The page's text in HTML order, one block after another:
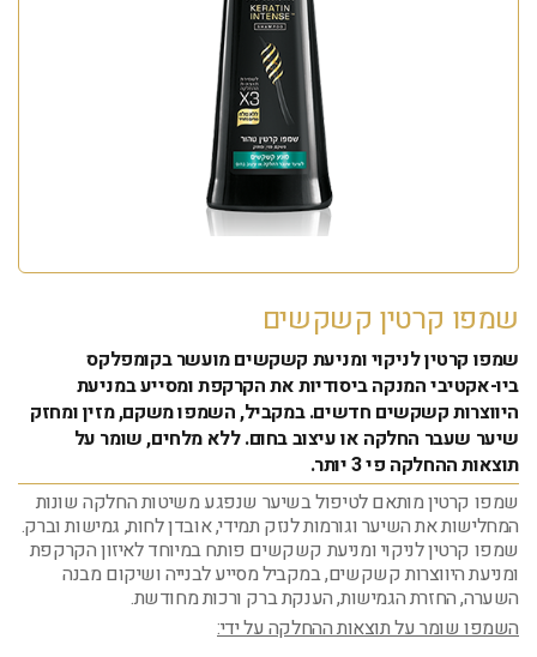
שמפו קרטין קשקשים
שמפו קרטין לניקוי ומניעת קשקשים מועשר בקומפלקס
ביו-אקטיבי המנקה ביסודיות את הקרקפת ומסייע במניעת
היווצרות קשקשים חדשים. במקביל, השמפו משקם, מזין ומחזק
שיער שעבר החלקה או עיצוב בחום. ללא מלחים, שומר על
תוצאות ההחלקה פי 3 יותר.
שמפו קרטין מותאם לטיפול בשיער שנפגע משיטות החלקה שונות
המחלישות את השיער וגורמות לנזק תמידי, אובדן לחות, גמישות וברק.
שמפו קרטין לניקוי ומניעת קשקשים פותח במיוחד לאיזון הקרקפת
ומניעת היווצרות קשקשים, במקביל מסייע לבנייה ושיקום מבנה
השערה, החזרת הגמישות, הענקת ברק ורכות מחודשת.
השמפו שומר על תוצאות ההחלקה על ידי: